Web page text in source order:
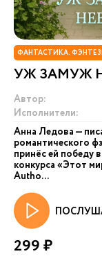
ФАНТАСТИКА.
УЖ ЗАМУЖ
Автор:
Исполнители:
Анна Ледова —
романтического
принёс ей победу
конкурса «Этот
Autho...
299 ₽